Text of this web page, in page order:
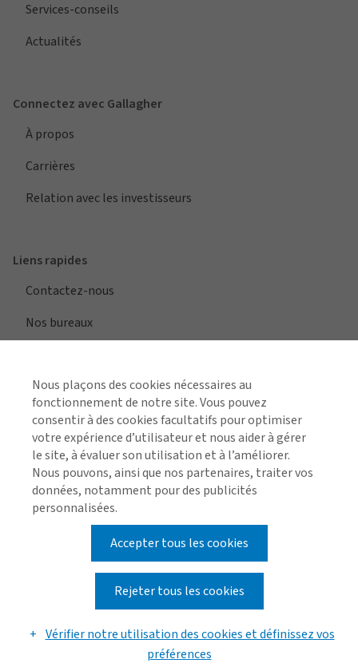
Services-conseils
Actualités
Connectez avec Gallagher
À propos
Carrières
Relation avec les investisseurs
Liens rapides
Contactez-nous
Nos bureaux
Voir toutes les régions
Retrouvez-nous sur les réseaux sociaux
Politique de confidentialité
Politique relative aux témoins
Conditions d'affaires
© 2026 Arthur J. Gallagher & Co.
Nous plaçons des cookies nécessaires au
fonctionnement de notre site. Vous pouvez
consentir à des cookies facultatifs pour optimiser
votre expérience d’utilisateur et nous aider à gérer
le site, à évaluer son utilisation et à l’améliorer.
Nous pouvons, ainsi que nos partenaires, traiter vos
données, notamment pour des publicités
personnalisées.
Accepter tous les cookies
Rejeter tous les cookies
Vérifier notre utilisation des cookies et définissez vos
préférences